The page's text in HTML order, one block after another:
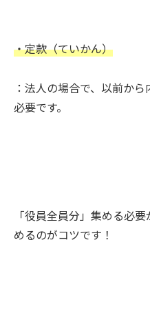
・定款（ていかん）
：法人の場合で、以前か
必要です。
「役員全員分」集める必
めるのがコツです！